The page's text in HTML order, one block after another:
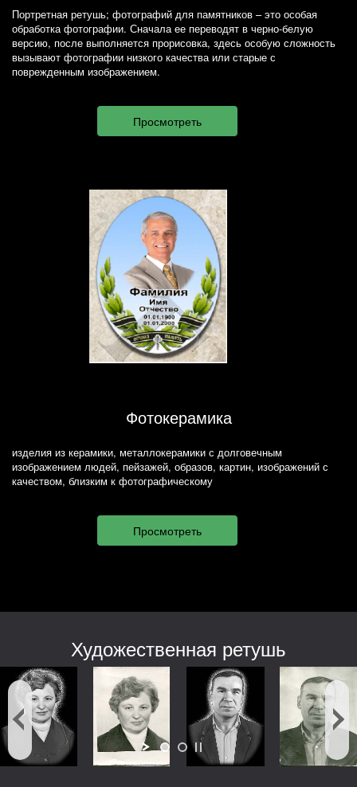
Портретная ретушь; фотографий для памятников – это особая
обработка фотографии. Сначала ее переводят в черно-белую
версию, после выполняется прорисовка, здесь особую сложность
вызывают фотографии низкого качества или старые с
поврежденным изображением.
Фотокерамика
изделия из керамики, металлокерамики с долговечным
изображением людей, пейзажей, образов, картин, изображений с
качеством, близким к фотографическому
Художественная ретушь